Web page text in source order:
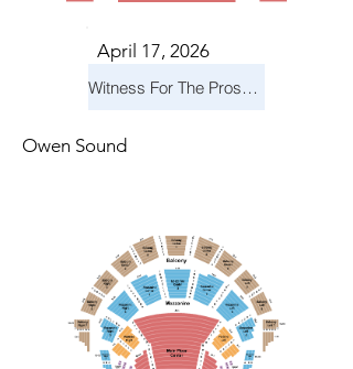
April 17, 2026
Witness For The Prosecution
Owen Sound